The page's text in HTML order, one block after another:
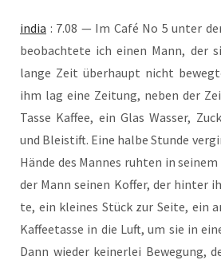
india : 7.08 — Im Café No 5 unter
beob­ach­te­te ich einen Mann, der
lan­ge Zeit über­haupt nicht
ihm lag eine Zei­tung, neben der
Tas­se Kaf­fee, ein Glas Was­ser,
und Blei­stift. Eine hal­be Stun­de
Hän­de des Man­nes ruh­ten in
der Mann sei­nen Kof­fer, der hin­ter
te, ein klei­nes Stück zur Sei­te, ein
Kaf­fee­tas­se in die Luft, um sie in
Dann wie­der kei­ner­lei Bewe­gung,